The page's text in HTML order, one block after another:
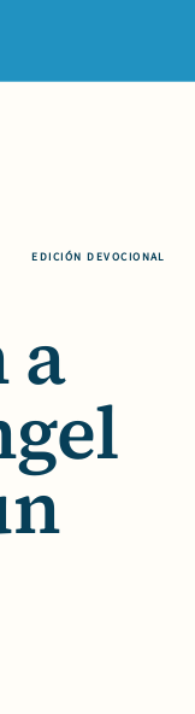
EDICIÓN DEVOCIONAL
a